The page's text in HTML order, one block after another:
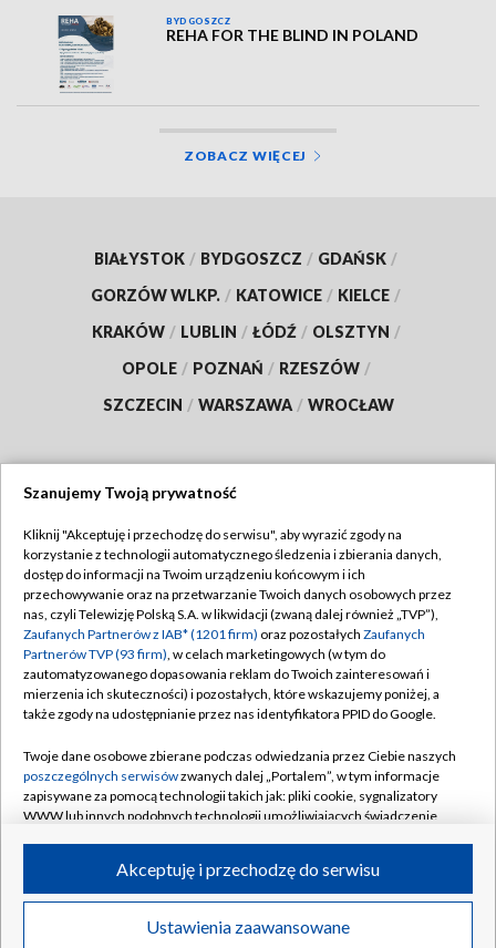
BYDGOSZCZ
REHA FOR THE BLIND IN POLAND
ZOBACZ WIĘCEJ
BIAŁYSTOK / BYDGOSZCZ / GDAŃSK /
GORZÓW WLKP. / KATOWICE / KIELCE /
KRAKÓW / LUBLIN / ŁÓDŹ / OLSZTYN /
OPOLE / POZNAŃ / RZESZÓW /
SZCZECIN / WARSZAWA / WROCŁAW
TVP
Abonament TVP
Emisja w TVP
Centrum informacji TVP
Naziemna Telewizja Cyfrowa
Rada Programowa
System NOS
Informacje o nadawcy
Program dla prasy
Regulamin TVP
Polityka prywatności
Moje zgody
Pomoc
Kontakt
Kanały
©2026 Telewizja Polska S.A. w likwidacji
Szanujemy Twoją prywatność
Kliknij "Akceptuję i przechodzę do serwisu", aby wyrazić zgody na
korzystanie z technologii automatycznego śledzenia i zbierania danych,
dostęp do informacji na Twoim urządzeniu końcowym i ich
przechowywanie oraz na przetwarzanie Twoich danych osobowych przez
nas, czyli Telewizję Polską S.A. w likwidacji (zwaną dalej również „TVP”),
Zaufanych Partnerów z IAB* (1201 firm) oraz pozostałych Zaufanych
Partnerów TVP (93 firm), w celach marketingowych (w tym do
zautomatyzowanego dopasowania reklam do Twoich zainteresowań i
mierzenia ich skuteczności) i pozostałych, które wskazujemy poniżej, a
także zgody na udostępnianie przez nas identyfikatora PPID do Google.
Twoje dane osobowe zbierane podczas odwiedzania przez Ciebie naszych
poszczególnych serwisówzwanych dalej „Portalem”, w tym informacje
zapisywane za pomocą technologii takich jak: pliki cookie, sygnalizatory
WWW lub innych podobnych technologii umożliwiających świadczenie
ruchu w Internecie.
Twoje dane osobowe zbierane podczas odwiedzania przez Ciebie
poszczególnych serwisówna Portalu, takie jak adresy IP, identyfikatory
Ustawienia zaawansowane
Akceptuję i przechodzę do serwisu